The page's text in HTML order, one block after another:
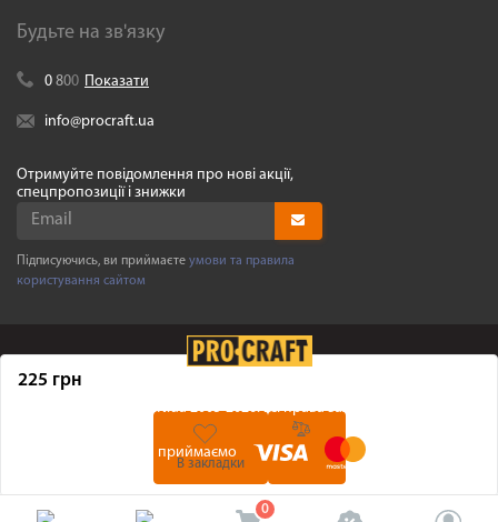
225 грн
В закладки
Будьте на зв'язку
0 800 Показати
info@procraft.ua
Отримуйте повідомлення про нові акції,
спецпропозиції і знижки
Підписуючись, ви приймаєте умови та правила
користування сайтом
Procraft.ua2005-2026. Усі права захищенні
Ми приймаємо
0